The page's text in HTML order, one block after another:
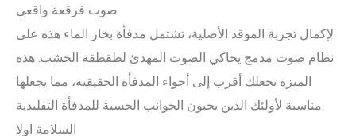
صوت فرقعة واقعي
لإكمال تجربة الموقد الأصلية، تشتمل مدفأة بخار الماء هذه على
نظام صوت مدمج يحاكي الصوت المهدئ لطقطقة الخشب. هذه
الميزة تجعلك أقرب إلى أجواء المدفأة الحقيقية، مما يجعلها
مناسبة لأولئك الذين يحبون الجوانب الحسية للمدفأة التقليدية.
السلامة اولا